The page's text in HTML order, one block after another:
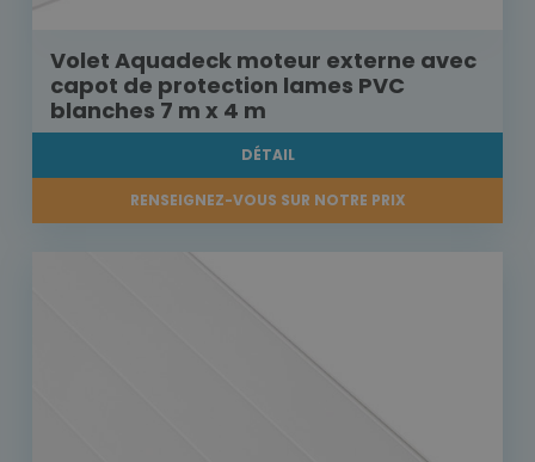
Volet Aquadeck moteur externe avec
capot de protection lames PVC
blanches 7 m x 4 m
DÉTAIL
RENSEIGNEZ-VOUS SUR NOTRE PRIX